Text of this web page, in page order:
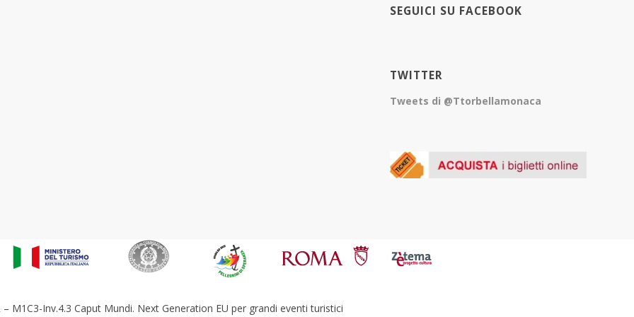
SEGUICI SU FACEBOOK
TWITTER
Tweets di @Ttorbellamonaca
– M1C3-Inv.4.3 Caput Mundi. Next Generation EU per grandi eventi turistici